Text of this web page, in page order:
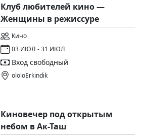
Клуб любителей кино —
Женщины в режиссуре
Кино
03 ИЮЛ - 31 ИЮЛ
Вход свободный
ololoErkindik
Киновечер под открытым
небом в Ак-Таш